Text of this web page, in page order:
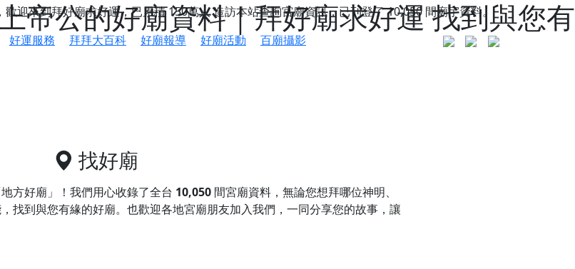
帝公的好廟資料｜拜好廟求好運 找到與您有
歡迎來到拜好廟求好運，已累積150萬人造訪本站查詢宮廟資訊，已刊登了10,050 間廟宇資料。
好運服務 拜拜大百科 好廟報導 好廟活動 百廟攝影
找好廟
方好廟」！我們用心收錄了全台 10,050 間宮廟資料，無論您想拜哪位神明、
找到與您有緣的好廟。 也歡迎各地宮廟朋友加入我們，一同分享您的故事，讓